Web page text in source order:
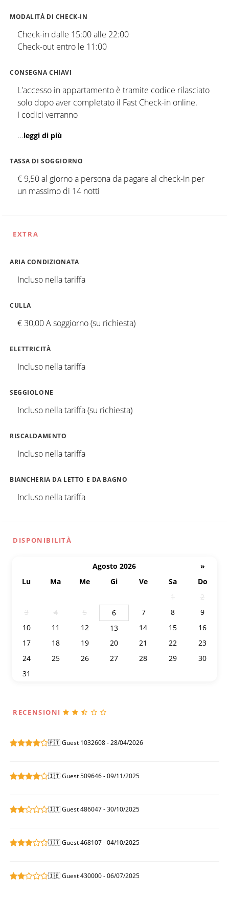
MODALITÀ DI CHECK-IN
Check-in dalle 15:00 alle 22:00
Check-out entro le 11:00
CONSEGNA CHIAVI
L'accesso in appartamento è tramite codice rilasciato
solo dopo aver completato il Fast Check-in online.
I codici verranno
...leggi di più
TASSA DI SOGGIORNO
€ 9,50 al giorno a persona da pagare al check-in per
un massimo di 14 notti
EXTRA
ARIA CONDIZIONATA
Incluso nella tariffa
CULLA
€ 30,00 A soggiorno (su richiesta)
ELETTRICITÀ
Incluso nella tariffa
SEGGIOLONE
Incluso nella tariffa (su richiesta)
RISCALDAMENTO
Incluso nella tariffa
BIANCHERIA DA LETTO E DA BAGNO
Incluso nella tariffa
DISPONIBILITÀ
Agosto 2026
»
Lu
Ma Me Gi Ve Sa
Do
1
2
3
4 5 6 7 8
9
10
11 12 13 14 15
16
17
18 19 20 21 22
23
24
25 26 27 28 29
30
31
RECENSIONI
🇵🇹 Guest 1032608 - 28/04/2026
🇮🇹 Guest 509646 - 09/11/2025
🇮🇹 Guest 486047 - 30/10/2025
🇮🇹 Guest 468107 - 04/10/2025
🇮🇪 Guest 430000 - 06/07/2025